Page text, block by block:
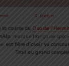
Épingler
course du Duo de
, marque française
est fière d’avoir vu
Trail au grand